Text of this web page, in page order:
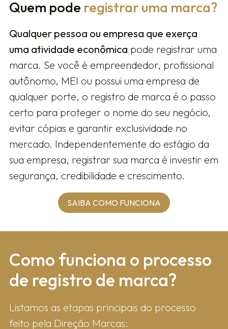
Quem pode registrar uma marca?
Qualquer pessoa ou empresa que exerça
uma atividade econômica pode registrar uma
marca. Se você é empreendedor, profissional
autônomo, MEI ou possui uma empresa de
qualquer porte, o registro de marca é o passo
certo para proteger o nome do seu negócio,
evitar cópias e garantir exclusividade no
mercado. Independentemente do estágio da
sua empresa, registrar sua marca é investir em
segurança, credibilidade e crescimento.
SAIBA COMO FUNCIONA
Como fun​ciona o processo
de registro de marca?
Listamos as etapas principais do processo
feito pela Direção Marcas: